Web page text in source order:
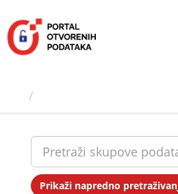
sadržaj
Prikaži napredno